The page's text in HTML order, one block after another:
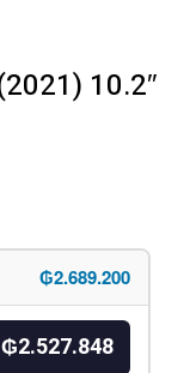
10.2″
₲2.689.200
₲2.527.848